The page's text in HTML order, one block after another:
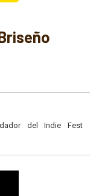
del Indie Fest